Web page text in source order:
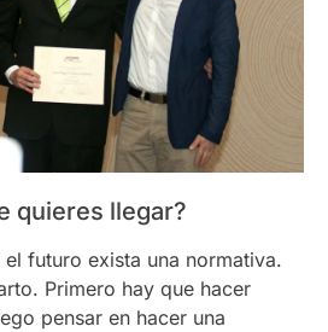
quieres llegar?
futuro exista una normativa.
Primero hay que hacer
pensar en hacer una